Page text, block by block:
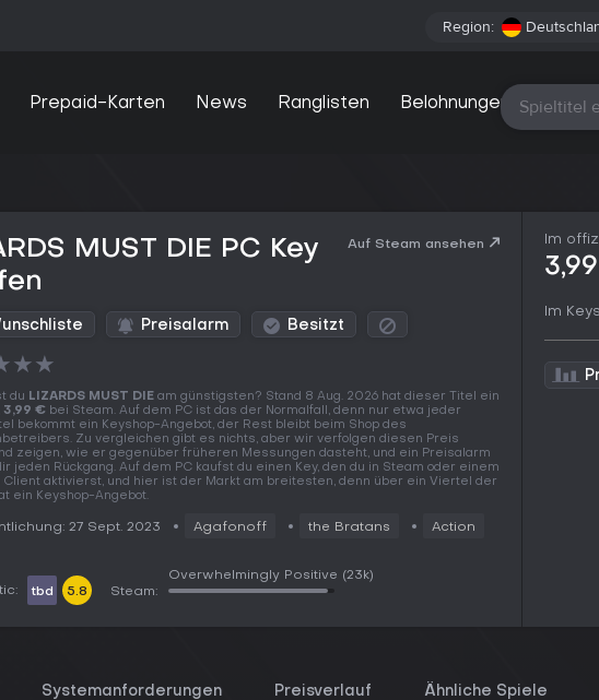
Region:
Prepaid-Karten News Ranglisten Belohnungen Alle
MUST DIE PC Key
Auf Steam ansehen
Preisalarm Besitzt
★★
du LIZARDS MUST DIE am günstigsten? Stand 8 Aug. 2026 hat dieser Titel ein
3,99 € bei Steam. Auf dem PC ist das der Normalfall, denn nur etwa jeder
bekommt ein Keyshop-Angebot, der Rest bleibt beim Shop des
Zu vergleichen gibt es nichts, aber wir verfolgen diesen Preis
zeigen, wie er gegenüber früheren Messungen dasteht, und ein Preisalarm
jeden Rückgang. Auf dem PC kaufst du einen Key, den du in Steam oder einem
Client aktivierst, und hier ist der Markt am breitesten, denn über ein Viertel der
ein Keyshop-Angebot.
27 Sept. 2023 Agafonoff the Bratans Action
tbd 5.8 Steam:
Overwhelmingly Positive (23k)
Im
Im
Systemanforderungen Preisverlauf Ähnliche Spiele